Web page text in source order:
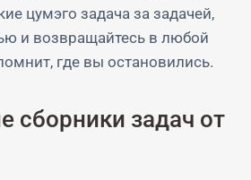
цумэго задача за задачей,
и возвращайтесь в любой
где вы остановились.
сборники задач от